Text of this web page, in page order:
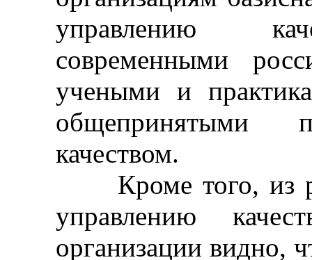
управлению
современными
учеными и
общепринятыми
качеством.
Кроме того, из
управлению
организации видно,